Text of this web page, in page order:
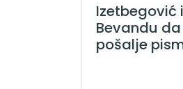
Izetbegović
Bevandu
pošalje